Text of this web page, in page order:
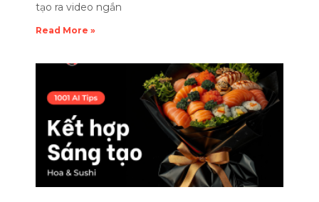
tạo ra video ngắn
Read More »